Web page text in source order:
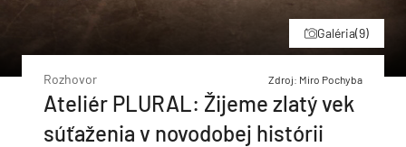
Galéria(9)
Rozhovor Zdroj: Miro Pochyba
Ateliér PLURAL: Žijeme zlatý vek
súťaženia v novodobej histórii